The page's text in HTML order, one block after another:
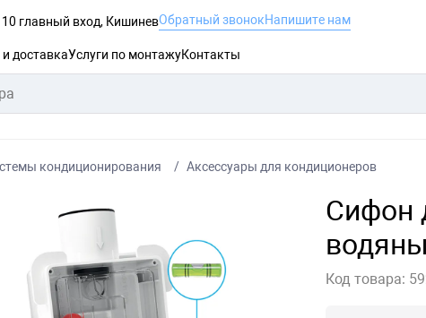
главный вход, КишиневОбратный звонокНапишите нам
доставкаУслуги по монтажуКонтакты
кондиционирования Аксессуары для кондиционеров
Сифон
Код товара: